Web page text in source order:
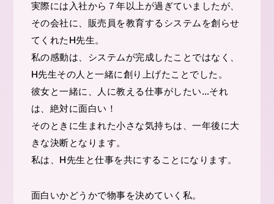
実際には入社から７年以上が過ぎていましたが、
その会社に、販売員を教育するシステムを創らせ
てくれたH先生。
私の感動は、システムが完成したことではなく、
H先生その人と一緒に創り上げたことでした。
彼女と一緒に、人に教える仕事がしたい…それ
は、絶対に面白い！
そのときに生まれた小さな気持ちは、一年後に大
きな決断となります。
私は、H先生と仕事を共にすることになります。
面白いかどうかで物事を決めていく私。